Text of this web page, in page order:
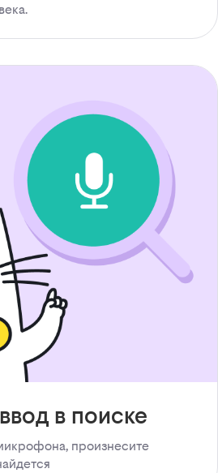
в поиске
произнесите